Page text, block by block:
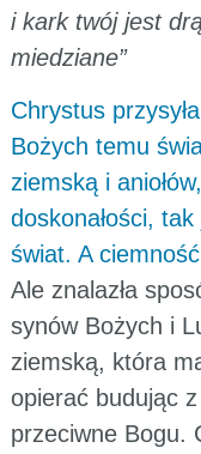
i kark twój jest
miedziane”
Chrystus
Bożych temu
ziemską i
doskonałości,
świat. A
Ale znalazła
synów Bożych i
ziemską, która
opierać budując
przeciwne Bogu.